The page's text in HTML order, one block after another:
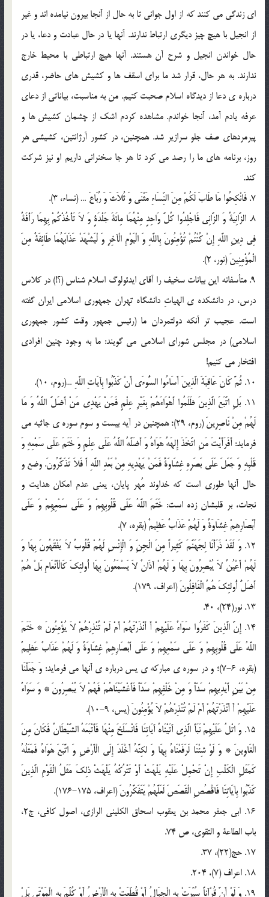
ای زندگی می کنند که از اول جوانی تا به حال از آنجا بیرون نیامده اند و غیر
از انجیل با هیچ چیز دیگری ارتباط ندارند. آنها یا در حال عبادت و دعا، یا در
حال خواندن انجیل و شرح آن هستند. آنها هیچ ارتباطی با محیط خارج
ندارند. به هر حال، قرار شد ما برای اسقف ها و کشیش های حاضر، قدری
درباره ی دعا از دیدگاه اسلام صحبت کنیم. من به مناسبت، بیاناتی از دعای
عرفه یادم آمد، آنجا خواندم. مشاهده کردم اشک از چشمان کشیش ها و
پیرمردهای صف جلو سرازیر شد. همچنین، در کشور آرژانتین، کشیشی هر
روز، برنامه های ما را رصد می کرد تا هر جا سخنرانی داریم او نیز شرکت
کند.
7. فَانْکِحُوا مَا طَابَ لَکُمْ مِنَ النِّسَاءِ مَثْنَى وَ ثُلاَثَ وَ رُبَاعَ … (نساء، 3).
8. الزَّانِیَةُ وَ الزَّانِی فَاجْلِدُوا کُلَّ وَاحِدٍ مِنْهُمَا مِائَةَ جَلْدَةٍ وَ لاَ تَأْخُذْکُمْ بِهِمَا رَأْفَةٌ
فِی دِینِ اللَّهِ إِنْ کُنْتُمْ تُؤْمِنُونَ بِاللَّهِ وَ الْیَوْمِ الْآخِرِ وَ لْیَشْهَدْ عَذَابَهُمَا طَائِفَةٌ مِنَ
الْمُؤْمِنِینَ‌ (نور، 2).
9. متأسفانه این بیانات سخیف را آقای ایدئولوگ اسلام شناس (؟!) در کلاس
درس، در دانشکده ی الهیاتِ دانشگاه تهران جمهوری اسلامی ایران گفته
است. عجیب تر آنکه دولتمردان ما (رئیس جمهور وقت کشور جمهوری
اسلامی) در مجلس شورای اسلامی می گویند: ما به وجود چنین افرادی
افتخار می کنیم!
10. ثُمَّ کَانَ عَاقِبَةَ الَّذِینَ أَسَاءُوا السُّوءَى أَنْ کَذَّبُوا بِآیَاتِ اللَّهِ …(روم، 10).
11. بَلِ اتَّبَعَ الَّذِینَ ظَلَمُوا أَهْوَاءَهُمْ بِغَیْرِ عِلْمٍ فَمَنْ یَهْدِی مَنْ أَضَلَّ اللَّهُ وَ مَا
لَهُمْ مِنْ نَاصِرِینَ‌ (روم، 29)؛ همچنین در آیه بیست و سوم سوره ی جاثیه می
فرماید: أَفَرَأَیْتَ مَنِ اتَّخَذَ إِلهَهُ هَوَاهُ وَ أَضَلَّهُ اللَّهُ عَلَى عِلْمٍ وَ خَتَمَ عَلَى سَمْعِهِ وَ
قَلْبِهِ وَ جَعَلَ عَلَى بَصَرِهِ غِشَاوَةً فَمَنْ یَهْدِیهِ مِنْ بَعْدِ اللَّهِ أَ فَلاَ تَذَکَّرُونَ‌. وضع و
حال آنها طوری است که خداوند مُهر پایان، یعنی عدم امکان هدایت و
نجات، بر قلبشان زده است: خَتَمَ اللَّهُ عَلَى قُلُوبِهِمْ وَ عَلَى سَمْعِهِمْ وَ عَلَى
أَبْصَارِهِمْ غِشَاوَةٌ وَ لَهُمْ عَذَابٌ عَظِیمٌ‌ (بقره، 7).
12. وَ لَقَدْ ذَرَأْنَا لِجَهَنَّمَ کَثِیراً مِنَ الْجِنِّ وَ الْإِنْسِ لَهُمْ قُلُوبٌ لاَ یَفْقَهُونَ بِهَا وَ
لَهُمْ أَعْیُنٌ لاَ یُبْصِرُونَ بِهَا وَ لَهُمْ آذَانٌ لاَ یَسْمَعُونَ بِهَا أُولئِکَ کَالْأَنْعَامِ بَلْ هُمْ
أَضَلُّ أُولئِکَ هُمُ الْغَافِلُونَ‌ (اعراف، 179).
13. نور(24)، 40.
14. إِنَّ الَّذِینَ کَفَرُوا سَوَاءٌ عَلَیْهِمْ أَ أَنْذَرْتَهُمْ أَمْ لَمْ تُنْذِرْهُمْ لاَ یُؤْمِنُونَ‌ * خَتَمَ
اللَّهُ عَلَى قُلُوبِهِمْ وَ عَلَى سَمْعِهِمْ وَ عَلَى أَبْصَارِهِمْ غِشَاوَةٌ وَ لَهُمْ عَذَابٌ عَظِیمٌ‌
(بقره، 6-7)؛ و در سوره ی مبارکه ی یس درباره ی آنها می فرماید: وَ جَعَلْنَا
مِنْ بَیْنِ أَیْدِیهِمْ سَدّاً وَ مِنْ خَلْفِهِمْ سَدّاً فَأَغْشَیْنَاهُمْ فَهُمْ لاَ یُبْصِرُونَ‌ * وَ سَوَاءٌ
عَلَیْهِمْ أَ أَنْذَرْتَهُمْ أَمْ لَمْ تُنْذِرْهُمْ لاَ یُؤْمِنُونَ‌ (یس، 9-10).
15. وَ اتْلُ عَلَیْهِمْ نَبَأَ الَّذِی آتَیْنَاهُ آیَاتِنَا فَانْسَلَخَ مِنْهَا فَأَتْبَعَهُ الشَّیْطَانُ فَکَانَ مِنَ
الْغَاوِینَ‌ * وَ لَوْ شِئْنَا لَرَفَعْنَاهُ بِهَا وَ لکِنَّهُ أَخْلَدَ إِلَى الْأَرْضِ وَ اتَّبَعَ هَوَاهُ فَمَثَلُهُ
کَمَثَلِ الْکَلْبِ إِنْ تَحْمِلْ عَلَیْهِ یَلْهَثْ أَوْ تَتْرُکْهُ یَلْهَثْ ذلِکَ مَثَلُ الْقَوْمِ الَّذِینَ
کَذَّبُوا بِآیَاتِنَا فَاقْصُصِ الْقَصَصَ لَعَلَّهُمْ یَتَفَکَّرُونَ‌ (اعراف، 175-176).
16. ابی جعفر محمد بن یعقوب اسحاق الکلینی الرازی، اصول کافی، ج2،
باب الطاعة و التقوی، ص 74.
17. حج(22)، 37.
18. اعراف (7)، 204.
19. وَ لَوْ أَنَّ قُرْآناً سُیِّرَتْ بِهِ الْجِبَالُ أَوْ قُطِّعَتْ بِهِ الْأَرْضُ أَوْ کُلِّمَ بِهِ الْمَوْتَى بَلْ